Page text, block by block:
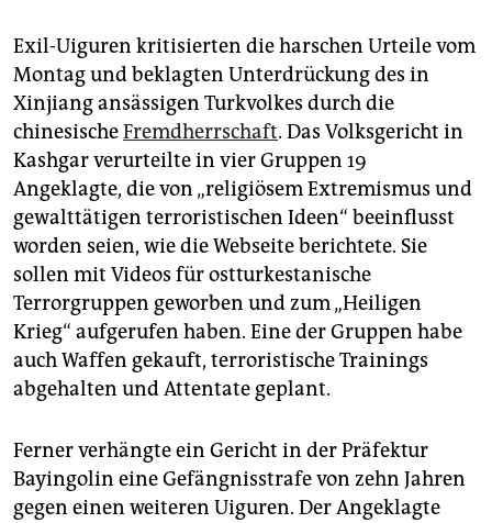
Exil-Uiguren kritisierten die harschen Urteile vom
Montag und beklagten Unterdrückung des in
Xinjiang ansässigen Turkvolkes durch die
chinesischeFremdherrschaft. Das Volksgericht in
Kashgar verurteilte in vier Gruppen 19
Angeklagte, die von „religiösem Extremismus und
gewalttätigen terroristischen Ideen“ beeinflusst
worden seien, wie die Webseite berichtete. Sie
sollen mit Videos für ostturkestanische
Terrorgruppen geworben und zum „Heiligen
Krieg“ aufgerufen haben. Eine der Gruppen habe
auch Waffen gekauft, terroristische Trainings
abgehalten und Attentate geplant.
Ferner verhängte ein Gericht in der Präfektur
Bayingolin eine Gefängnisstrafe von zehn Jahren
gegen einen weiteren Uiguren. Der Angeklagte